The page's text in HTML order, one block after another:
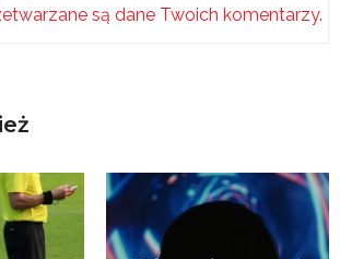
są dane Twoich komentarzy.